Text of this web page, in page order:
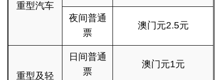
重型汽车
夜间普通
票
澳门元2.5元
重型及轻
日间普通
票
澳门元1元